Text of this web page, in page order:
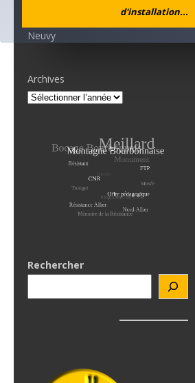
d'installation...
L’ANACR accompagne l’initiative
Neuvy
Archives
Rechercher